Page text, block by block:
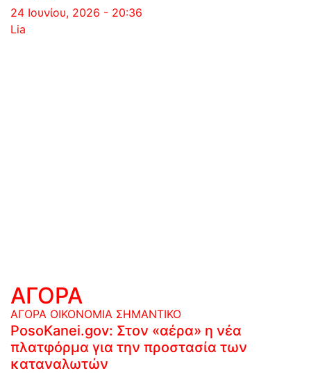
24 Ιουνίου, 2026 - 20:36
Lia
ΑΓΟΡΑ
ΑΓΟΡΑ ΟΙΚΟΝΟΜΙΑ ΣΗΜΑΝΤΙΚΟ
PosoKanei.gov: Στον «αέρα» η νέα
πλατφόρμα για την προστασία των
καταναλωτών